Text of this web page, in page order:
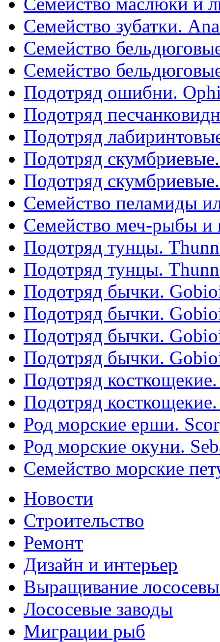
Семейство зубатки.
Семейство
Семейство
Подотряд ошибни.
Подотряд
Подотряд
Подотряд
Подотряд
Семейство пеламиды
Семейство меч-рыбы и
Подотряд тунцы.
Подотряд тунцы.
Подотряд бычки.
Подотряд бычки.
Подотряд бычки.
Подотряд бычки.
Подотряд
Подотряд
Род морские ерши.
Род морские окуни.
Семейство морские
Новости
Строительство
Ремонт
Дизайн и интерьер
Выращивание
Лососевые заводы
Миграции рыб